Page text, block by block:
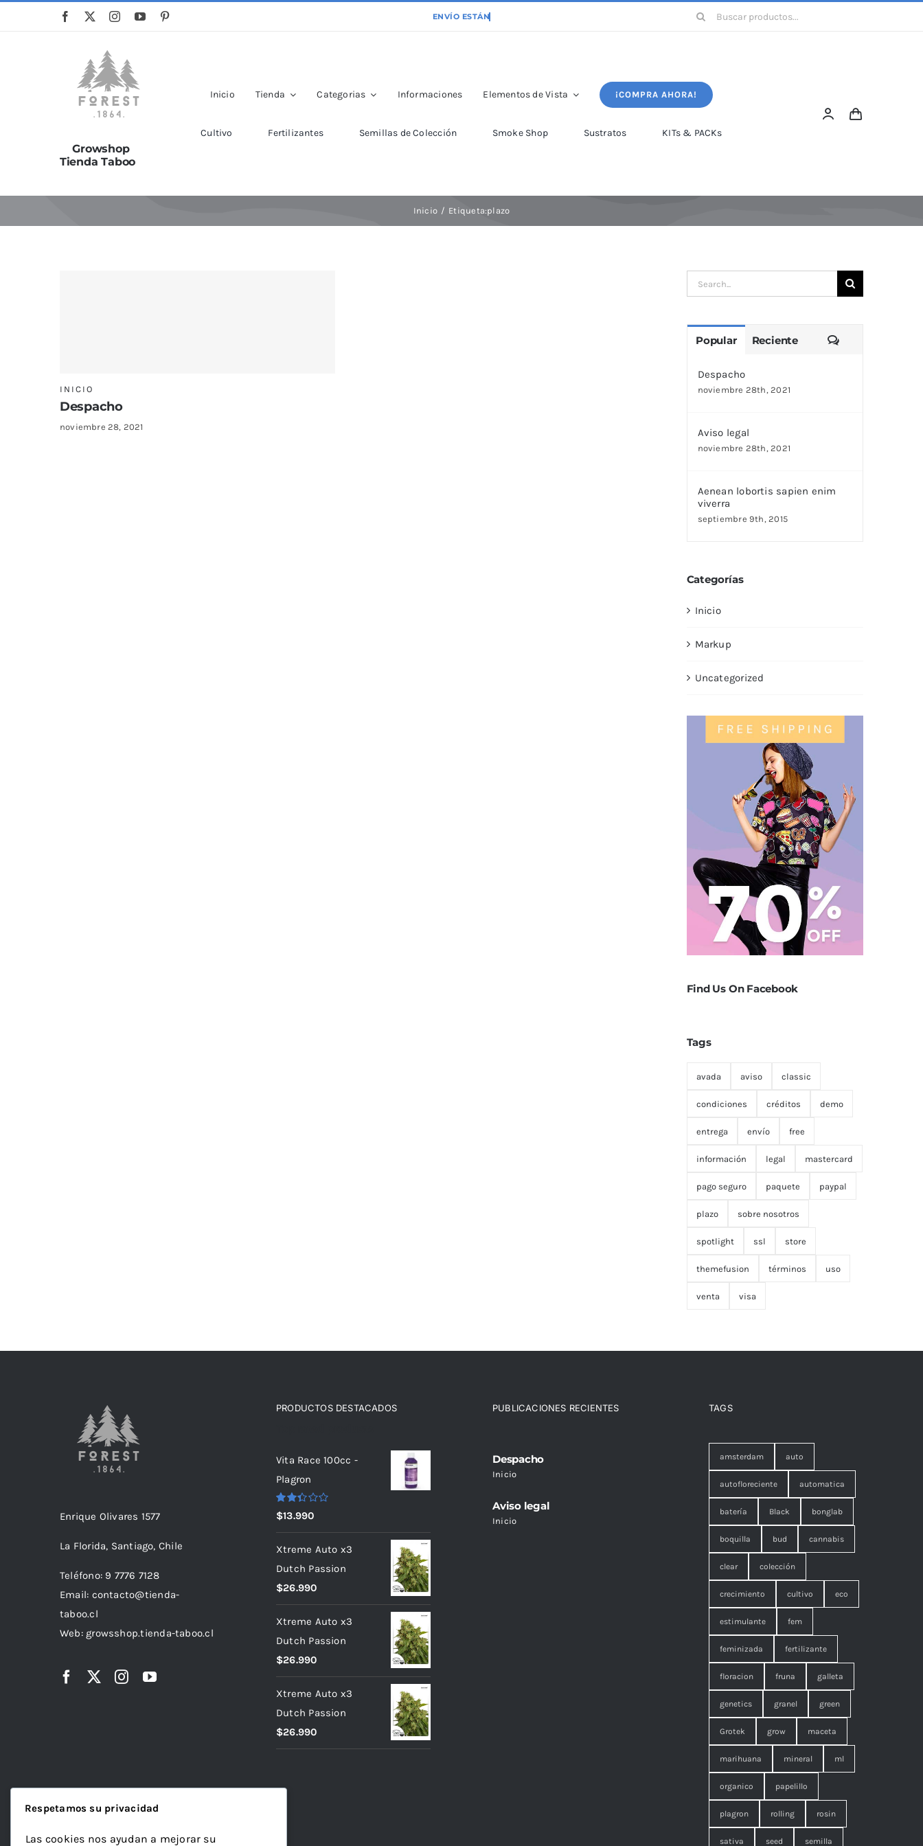
Search
Growshop
Tienda Taboo
Inicio Tienda Categorias Informaciones Elementos de Vista ¡COMPRA AHORA!
Cultivo Fertilizantes Semillas de Colección Smoke Shop Sustratos KITs & PACKs
Inicio Etiqueta:plazo
INICIO
Despacho
noviembre 28, 2021
Search
for:
Popular Reciente Comentarios
Despacho
noviembre 28th, 2021
Aviso legal
noviembre 28th, 2021
Aenean lobortis sapien enim
viverra
septiembre 9th, 2015
Categorías
Inicio
Markup
Uncategorized
Find Us On Facebook
Tags
avada aviso classic
condiciones créditos demo
entrega envío free
información legal mastercard
pago seguro paquete paypal
plazo sobre nosotros
spotlight ssl store
themefusion términos uso
venta visa
Enrique Olivares 1577
La Florida, Santiago, Chile
Teléfono: 9 7776 7128
Email: contacto@tienda-
taboo.cl
Web: growsshop.tienda-taboo.cl
PRODUCTOS DESTACADOS
Vita Race 100cc -
Plagron
Valorado
con
2.36
de 5
$13.990
Xtreme Auto x3
Dutch Passion
$26.990
Xtreme Auto x3
Dutch Passion
$26.990
Xtreme Auto x3
Dutch Passion
$26.990
PUBLICACIONES RECIENTES
Despacho
Inicio
Aviso legal
Inicio
TAGS
amsterdam auto
autofloreciente automatica
batería Black bonglab
boquilla bud cannabis
clear colección
crecimiento cultivo eco
estimulante fem
feminizada fertilizante
floracion fruna galleta
genetics granel green
Grotek grow maceta
marihuana mineral ml
organico papelillo
plagron rolling rosin
sativa seed semilla
Respetamos su privacidad
Las cookies nos ayudan a mejorar su